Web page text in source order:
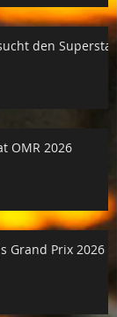
den Superstar
OMR 2026
Grand Prix 2026